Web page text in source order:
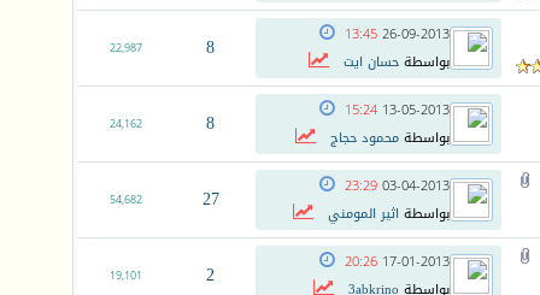
26-09-2013
13:45
بواسطةحسان ايت 8
22,987
13-05-2013
15:24
بواسطةمحمود حجاج 8
24,162
03-04-2013
23:29
بواسطة اثير المومني 27
54,682
17-01-2013
20:26
بواسطة 3abkrino
2
19,101